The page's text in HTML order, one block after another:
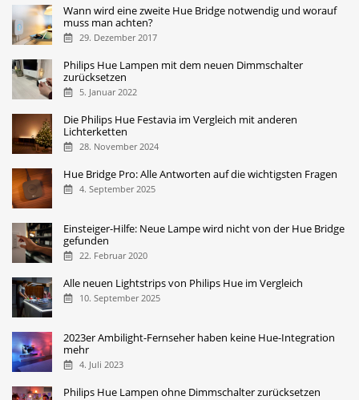
Wann wird eine zweite Hue Bridge notwendig und worauf
muss man achten?
29. Dezember 2017
Philips Hue Lampen mit dem neuen Dimmschalter
zurücksetzen
5. Januar 2022
Die Philips Hue Festavia im Vergleich mit anderen
Lichterketten
28. November 2024
Hue Bridge Pro: Alle Antworten auf die wichtigsten Fragen
4. September 2025
Einsteiger-Hilfe: Neue Lampe wird nicht von der Hue Bridge
gefunden
22. Februar 2020
Alle neuen Lightstrips von Philips Hue im Vergleich
10. September 2025
2023er Ambilight-Fernseher haben keine Hue-Integration
mehr
4. Juli 2023
Philips Hue Lampen ohne Dimmschalter zurücksetzen